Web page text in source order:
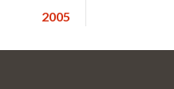
2005